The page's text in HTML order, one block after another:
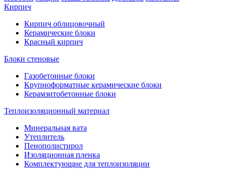
Кирпич
Кирпич облицовочный
Керамические блоки
Красный кирпич
Блоки стеновые
Газобетонные блоки
Крупноформатные керамические блоки
Керамзитобетонные блоки
Теплоизоляционный материал
Минеральная вата
Утеплитель
Пенополистирол
Изоляционная пленка
Комплектующие для теплоизоляции